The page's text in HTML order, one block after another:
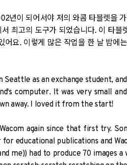
년이 되어서야 저의 와콤 타블렛을
최고의 도구가 되었습니다. 이 타
요. 이렇게 많은 작업을 한 날 밤에
Seattle as an exchange student,
computer. It was very small
away. I loved it from the start!
again since that first try.
educational publications and
me)) had to produce 70 images